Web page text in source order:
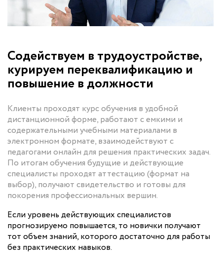
Содействуем в трудоустройстве,
курируем переквалификацию и
повышение в должности
Клиенты проходят курс обучения в удобной
дистанционной форме, работают с емкими и
содержательными учебными материалами в
электронном формате, взаимодействуют с
педагогами онлайн для решения практических задач.
По итогам обучения будущие и действующие
специалисты проходят аттестацию (формат на
выбор), получают свидетельство и готовы для
покорения профессиональных вершин.
Если уровень действующих специалистов
прогнозируемо повышается, то новички получают
тот объем знаний, которого достаточно для работы
без практических навыков.